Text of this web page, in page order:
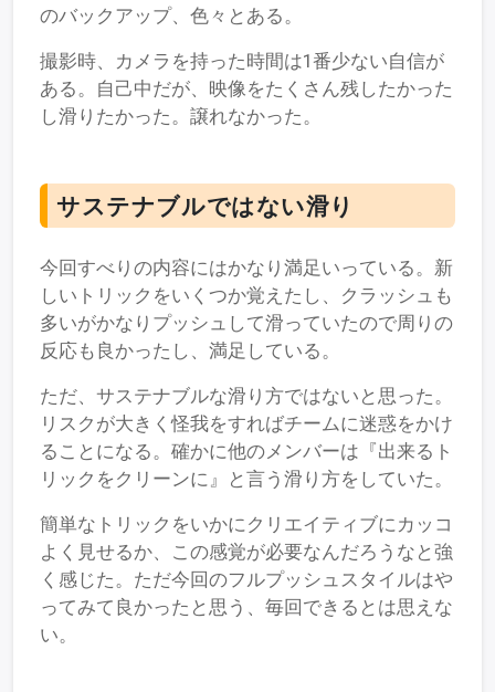
のバックアップ、色々とある。
撮影時、カメラを持った時間は1番少ない自信が
ある。自己中だが、映像をたくさん残したかった
し滑りたかった。譲れなかった。
サステナブルではない滑り
今回すべりの内容にはかなり満足いっている。新
しいトリックをいくつか覚えたし、クラッシュも
多いがかなりプッシュして滑っていたので周りの
反応も良かったし、満足している。
ただ、サステナブルな滑り方ではないと思った。
リスクが大きく怪我をすればチームに迷惑をかけ
ることになる。確かに他のメンバーは『出来るト
リックをクリーンに』と言う滑り方をしていた。
簡単なトリックをいかにクリエイティブにカッコ
よく見せるか、この感覚が必要なんだろうなと強
く感じた。ただ今回のフルプッシュスタイルはや
ってみて良かったと思う、毎回できるとは思えな
い。